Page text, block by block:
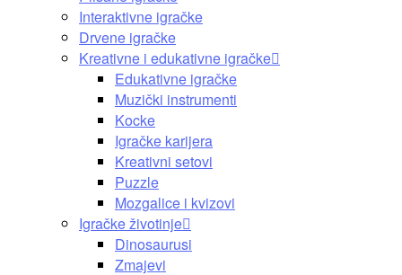
Interaktivne igračke
Drvene igračke
Kreativne i edukativne igračke
Edukativne igračke
Muzički instrumenti
Kocke
Igračke karijera
Kreativni setovi
Puzzle
Mozgalice i kvizovi
Igračke životinje
Dinosaurusi
Zmajevi